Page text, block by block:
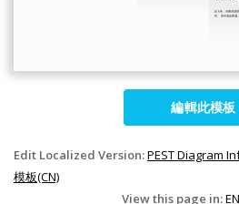
編輯此模板
Edit Localized Version:PEST Diagram
模板(CN)
View this page in:EN